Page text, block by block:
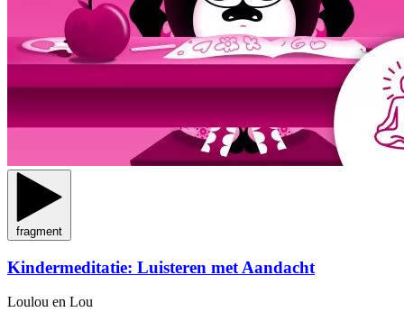
fragment
Kindermeditatie: Luisteren met Aandacht
Loulou en Lou